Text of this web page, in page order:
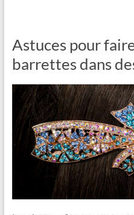
Astuces pour
barrettes dans